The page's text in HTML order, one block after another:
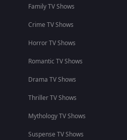
Family TV Shows
Crime TV Shows
Horror TV Shows
Romantic TV Shows
Drama TV Shows
Thriller TV Shows
Mythology TV Shows
Suspense TV Shows